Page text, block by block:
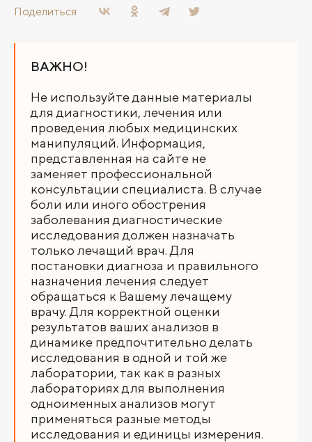
Поделиться
ВАЖНО!
Не используйте данные материалы
для диагностики, лечения или
проведения любых медицинских
манипуляций. Информация,
представленная на сайте не
заменяет профессиональной
консультации специалиста. В случае
боли или иного обострения
заболевания диагностические
исследования должен назначать
только лечащий врач. Для
постановки диагноза и правильного
назначения лечения следует
обращаться к Вашему лечащему
врачу. Для корректной оценки
результатов ваших анализов в
динамике предпочтительно делать
исследования в одной и той же
лаборатории, так как в разных
лабораториях для выполнения
одноименных анализов могут
применяться разные методы
исследования и единицы измерения.